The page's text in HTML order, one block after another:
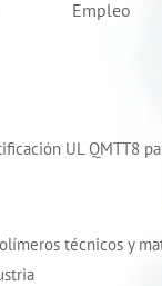
Empleo
UL QMTT8
técnicos y